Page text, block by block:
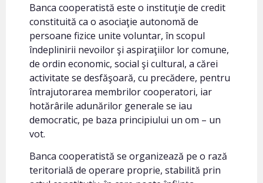
Banca cooperatistă este o instituţie de credit
constituită ca o asociaţie autonomă de
persoane fizice unite voluntar, în scopul
îndeplinirii nevoilor şi aspiraţiilor lor comune,
de ordin economic, social şi cultural, a cărei
activitate se desfăşoară, cu precădere, pentru
întrajutorarea membrilor cooperatori, iar
hotărârile adunărilor generale se iau
democratic, pe baza principiului un om – un
vot.
Banca cooperatistă se organizează pe o rază
teritorială de operare proprie, stabilită prin